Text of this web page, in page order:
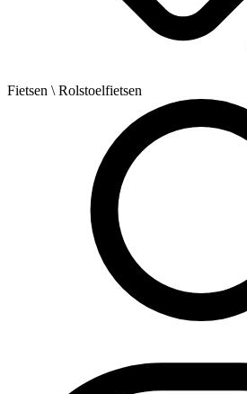
Fietsen \ Rolstoelfietsen